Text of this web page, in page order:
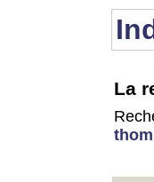
La
thom